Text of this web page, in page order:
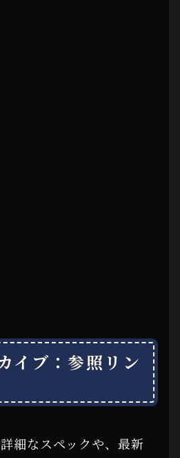
イブ：参照リン
細なスペックや、最新